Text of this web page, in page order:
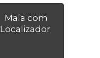
Mala com
Localizador